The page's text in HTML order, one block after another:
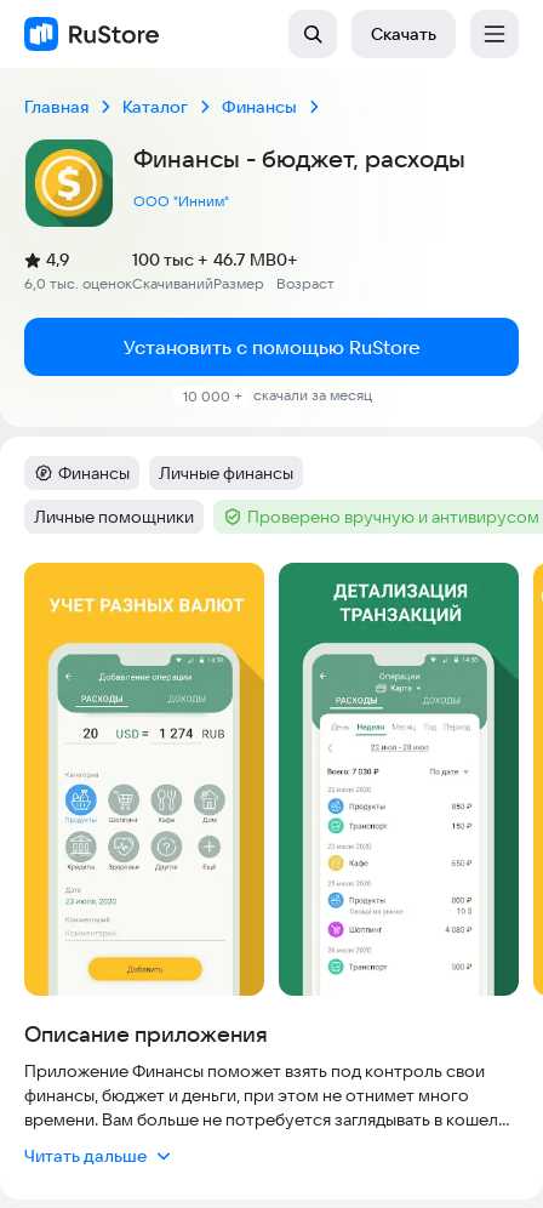
Скачать
Главная Каталог Финансы
Финансы - бюджет, расходы
ООО "Инним"
Рейтинг:
4,9
(
6,0 тыс. оценок
)
Скачиваний
100 тыс +
Размер
46.7 MB
Возраст
0+
Установить с помощью RuStore
10 000 + скачали за месяц
Категория:
Финансы Тег:
Личные финансы
Тег:
Личные помощники Тег :Проверено вручную и антивирусом
Скриншоты
Описание приложения
Приложение Финансы поможет взять под контроль свои
финансы, бюджет и деньги, при этом не отнимет много
времени. Вам больше не потребуется заглядывать в кошелек
текущее финансовое состояние. Пользуясь приложением
Читать дальше